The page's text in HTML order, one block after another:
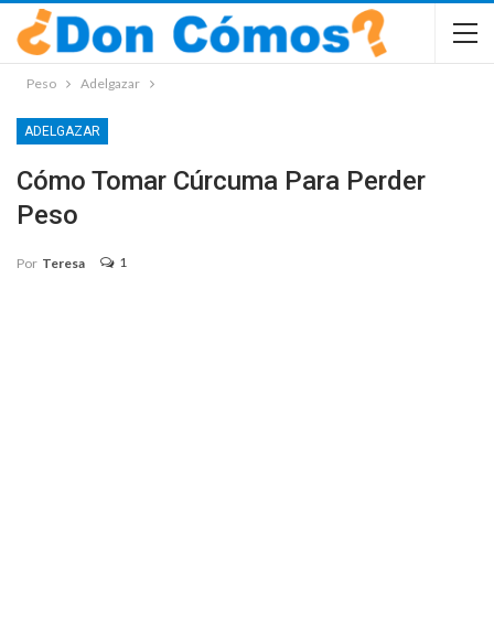
Peso Adelgazar
ADELGAZAR
Cómo Tomar Cúrcuma Para Perder
Peso
Por Teresa 1